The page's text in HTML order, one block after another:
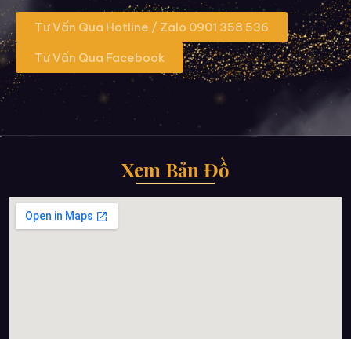
Tư Vấn Qua Hotline / Zalo 0901 358 536
Tư Vấn Qua Facebook
Xem Bản Đồ